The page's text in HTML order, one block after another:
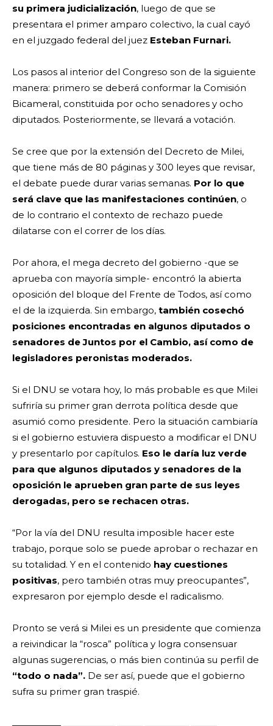
su primera judicialización, luego de que se
presentara el primer amparo colectivo, la cual cayó
en el juzgado federal del juez Esteban Furnari.
Los pasos al interior del Congreso son de la siguiente
manera: primero se deberá conformar la Comisión
Bicameral, constituida por ocho senadores y ocho
diputados. Posteriormente, se llevará a votación.
Se cree que por la extensión del Decreto de Milei,
que tiene más de 80 páginas y 300 leyes que revisar,
el debate puede durar varias semanas. Por lo que
será clave que las manifestaciones continúen, o
de lo contrario el contexto de rechazo puede
dilatarse con el correr de los días.
Por ahora, el mega decreto del gobierno -que se
aprueba con mayoría simple- encontró la abierta
oposición del bloque del Frente de Todos, así como
el de la izquierda. Sin embargo, también cosechó
posiciones encontradas en algunos diputados o
senadores de Juntos por el Cambio, así como de
legisladores peronistas moderados.
Si el DNU se votara hoy, lo más probable es que Milei
sufriría su primer gran derrota política desde que
asumió como presidente. Pero la situación cambiaría
si el gobierno estuviera dispuesto a modificar el DNU
y presentarlo por capítulos. Eso le daría luz verde
para que algunos diputados y senadores de la
oposición le aprueben gran parte de sus leyes
derogadas, pero se rechacen otras.
“Por la vía del DNU resulta imposible hacer este
trabajo, porque solo se puede aprobar o rechazar en
su totalidad. Y en el contenido hay cuestiones
positivas, pero también otras muy preocupantes”,
expresaron por ejemplo desde el radicalismo.
Pronto se verá si Milei es un presidente que comienza
a reivindicar la “rosca” política y logra consensuar
algunas sugerencias, o más bien continúa su perfil de
“todo o nada”. De ser así, puede que el gobierno
sufra su primer gran traspié.